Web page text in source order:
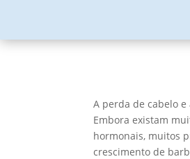
A perda de cabelo
Embora existam
hormonais, muitos
crescimento de